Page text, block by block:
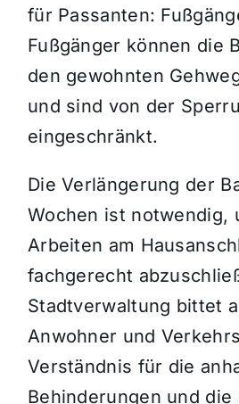
für Passanten:
Fußgänger können die
den gewohnten
und sind von der
eingeschränkt.
Die Verlängerung der
Wochen ist notwendig,
Arbeiten am
fachgerecht
Stadtverwaltung bittet
Anwohner und
Verständnis für die
Behinderungen und die